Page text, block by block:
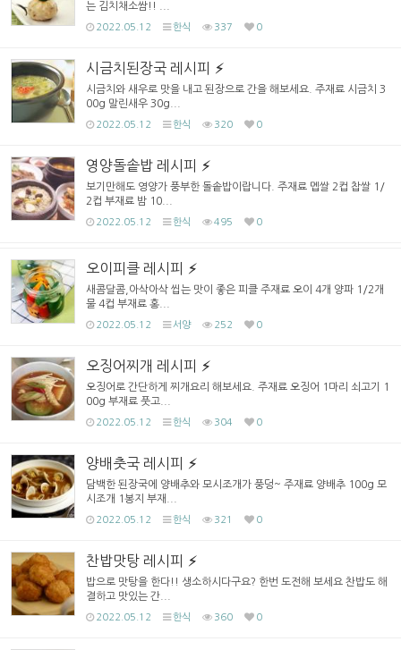
는 김치채소쌈!! ...
2022.05.12 한식 337 0
시금치된장국 레시피
시금치와 새우로 맛을 내고 된장으로 간을 해보세요. 주재료 시금치 3
00g 말린새우 30g...
2022.05.12 한식 320 0
영양돌솥밥 레시피
보기만해도 영양가 풍부한 돌솥밥이랍니다. 주재료 멥쌀 2컵 찹쌀 1/
2컵 부재료 밤 10...
2022.05.12 한식 495 0
오이피클 레시피
새콤달콤,아삭아삭 씹는 맛이 좋은 피클 주재료 오이 4개 양파 1/2개
물 4컵 부재료 홍...
2022.05.12 서양 252 0
오징어찌개 레시피
오징어로 간단하게 찌개요리 해보세요. 주재료 오징어 1마리 쇠고기 1
00g 부재료 풋고...
2022.05.12 한식 304 0
양배춧국 레시피
담백한 된장국에 양배추와 모시조개가 풍덩~ 주재료 양배추 100g 모
시조개 1봉지 부재...
2022.05.12 한식 321 0
찬밥맛탕 레시피
밥으로 맛탕을 한다!! 생소하시다구요? 한번 도전해 보세요 찬밥도 해
결하고 맛있는 간...
2022.05.12 한식 360 0